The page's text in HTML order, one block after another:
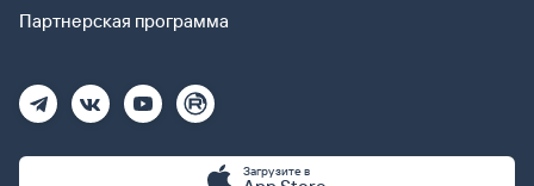
Партнерская программа
Загрузите в